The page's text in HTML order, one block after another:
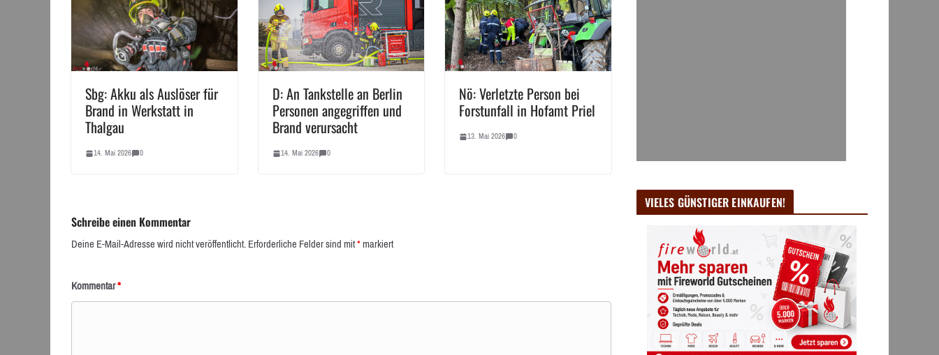
Sbg: Akku als Auslöser für
Brand in Werkstatt in
Thalgau
14. Mai 2026 0
D: An Tankstelle an Berlin
Personen angegriffen und
Brand verursacht
14. Mai 2026 0
Nö: Verletzte Person bei
Forstunfall in Hofamt Priel
13. Mai 2026 0
Schreibe einen Kommentar
Deine E-Mail-Adresse wird nicht veröffentlicht.Erforderliche Felder sind mit*markiert
Kommentar*
VIELES GÜNSTIGER EINKAUFEN!